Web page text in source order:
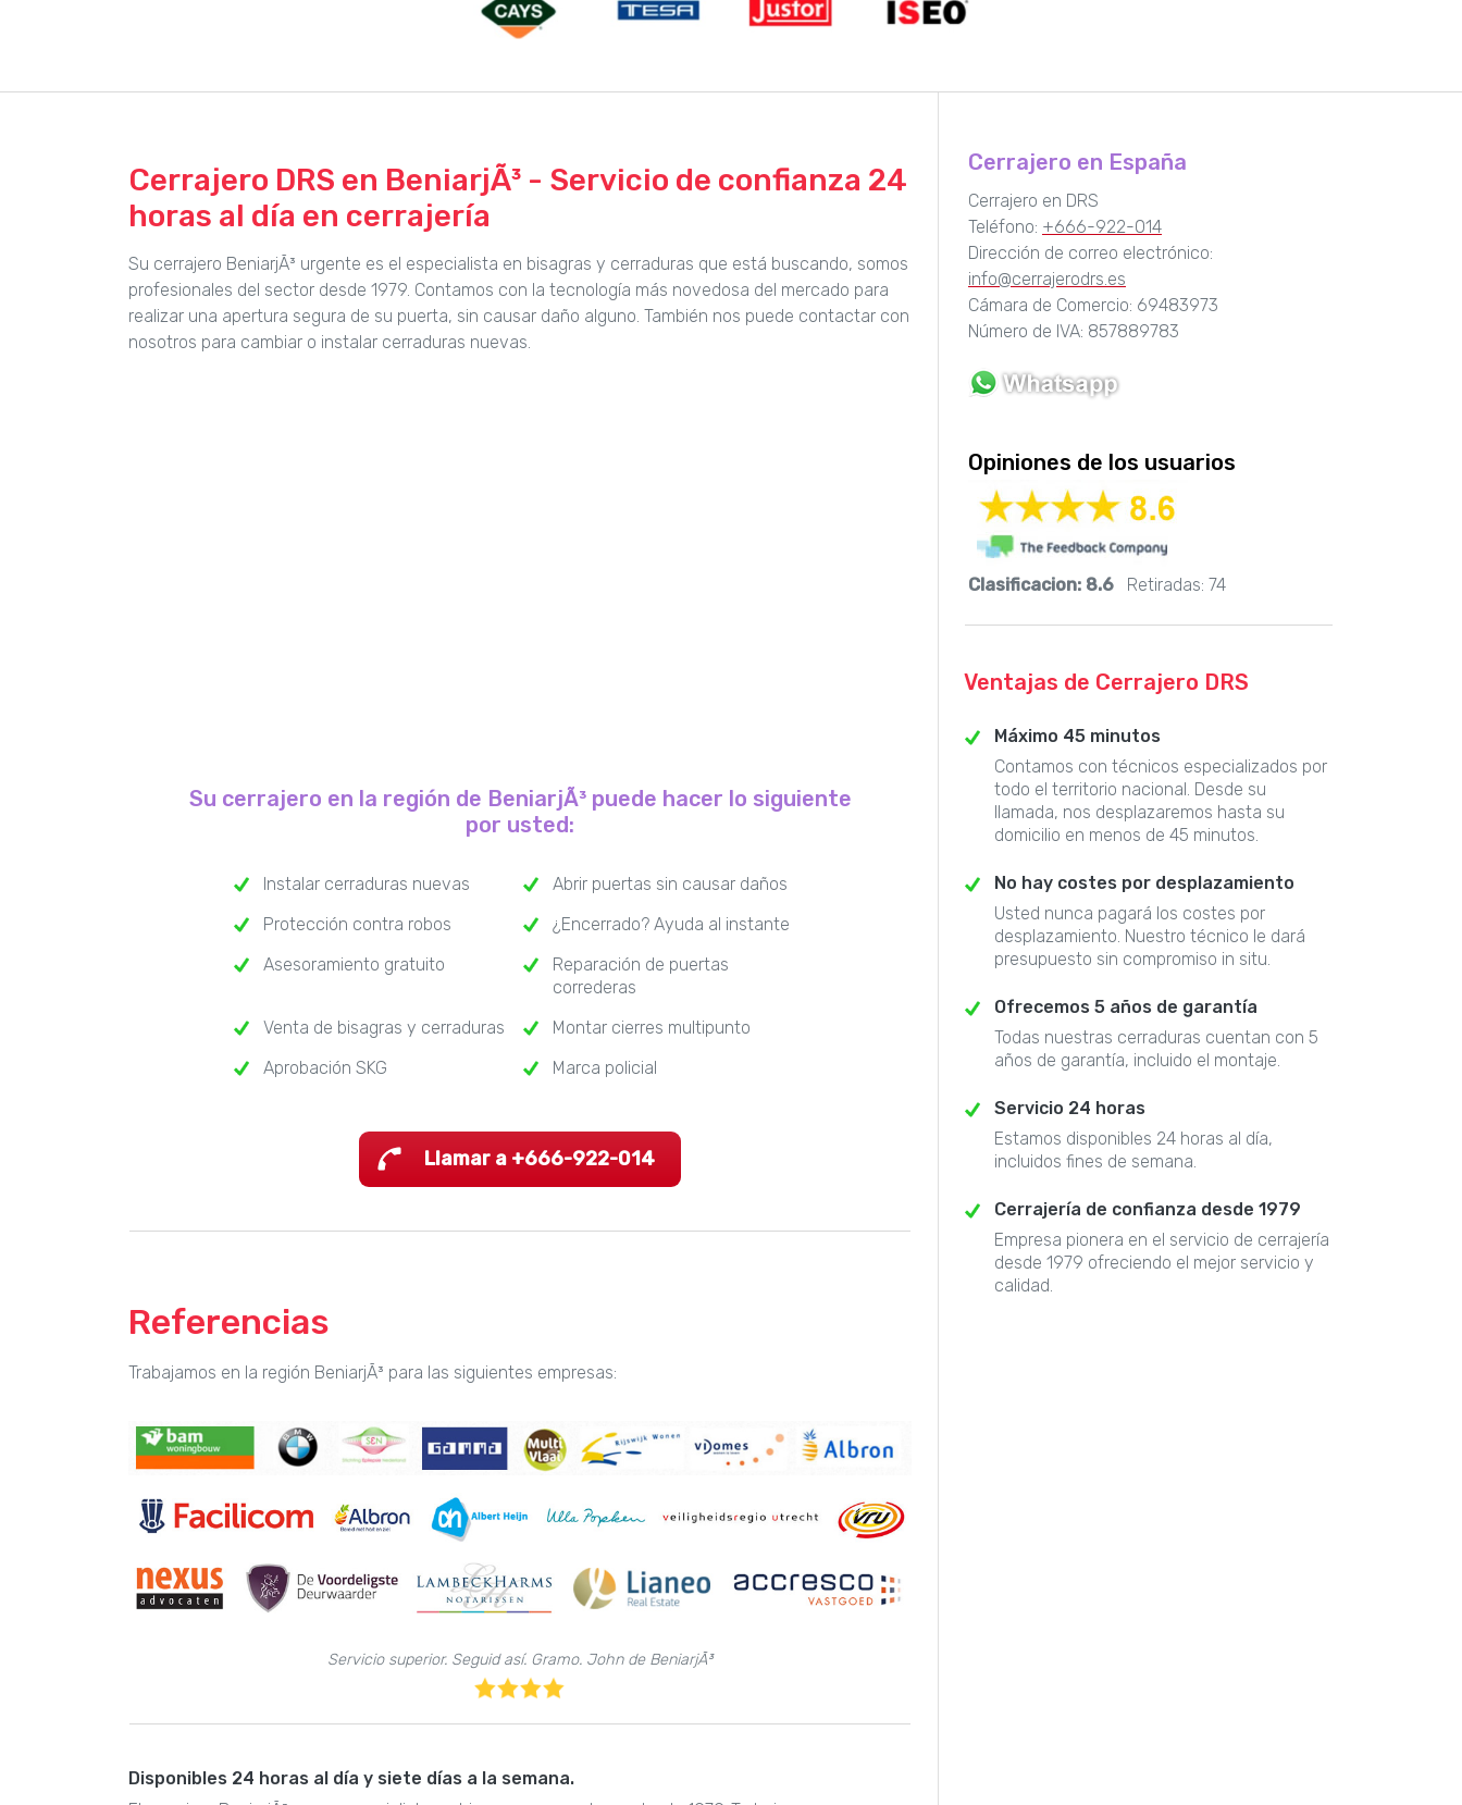
Cerrajero DRS en BeniarjÃ³ - Servicio de confianza 24
horas al día en cerrajería
Su cerrajero BeniarjÃ³ urgente es el especialista en bisagras y cerraduras que está buscando, somos
profesionales del sector desde 1979. Contamos con la tecnología más novedosa del mercado para
realizar una apertura segura de su puerta, sin causar daño alguno. También nos puede contactar con
nosotros para cambiar o instalar cerraduras nuevas.
Su cerrajero en la región de BeniarjÃ³ puede hacer lo siguiente
por usted:
Instalar cerraduras nuevas
Abrir puertas sin causar daños
Protección contra robos
¿Encerrado? Ayuda al instante
Asesoramiento gratuito
Reparación de puertas
correderas
Venta de bisagras y cerraduras
Montar cierres multipunto
Aprobación SKG
Marca policial
Llamar a +666-922-014
Referencias
Trabajamos en la región BeniarjÃ³ para las siguientes empresas:
Servicio superior. Seguid así. Gramo. John de BeniarjÃ³
Disponibles 24 horas al día y siete días a la semana.
Cerrajero en España
Cerrajero en DRS
Teléfono: +666-922-014
Dirección de correo electrónico:
info@cerrajerodrs.es
Cámara de Comercio: 69483973
Número de IVA: 857889783
Opiniones de los usuarios
Clasificacion: 8.6 Retiradas: 74
Ventajas de Cerrajero DRS
Máximo 45 minutos
Contamos con técnicos especializados por
todo el territorio nacional. Desde su
llamada, nos desplazaremos hasta su
domicilio en menos de 45 minutos.
No hay costes por desplazamiento
Usted nunca pagará los costes por
desplazamiento. Nuestro técnico le dará
presupuesto sin compromiso in situ.
Ofrecemos 5 años de garantía
Todas nuestras cerraduras cuentan con 5
años de garantía, incluido el montaje.
Servicio 24 horas
Estamos disponibles 24 horas al día,
incluidos fines de semana.
Cerrajería de confianza desde 1979
Empresa pionera en el servicio de cerrajería
desde 1979 ofreciendo el mejor servicio y
calidad.